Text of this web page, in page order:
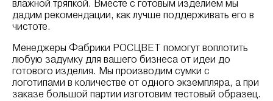
влажной тряпкой. Вместе с готовым изделием мы
дадим рекомендации, как лучше поддерживать его в
чистоте.
Менеджеры Фабрики РОСЦВЕТ помогут воплотить
любую задумку для вашего бизнеса от идеи до
готового изделия. Мы производим сумки с
логотипами в количестве от одного экземпляра, а при
заказе большой партии изготовим тестовый образец.